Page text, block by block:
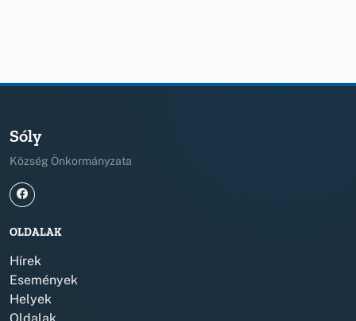
Sóly
Község Önkormányzata
OLDALAK
Hírek
Események
Helyek
Oldalak